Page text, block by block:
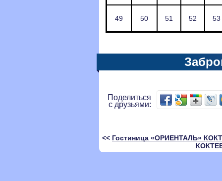
49 50 51 52 53
Поделиться
с друзьями:
<< Гостиница «ОРИЕНТАЛЬ»